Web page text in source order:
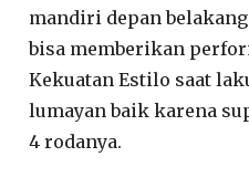
mandiri depan
bisa memberikan
Kekuatan Estilo saat
lumayan baik karena
4 rodanya.